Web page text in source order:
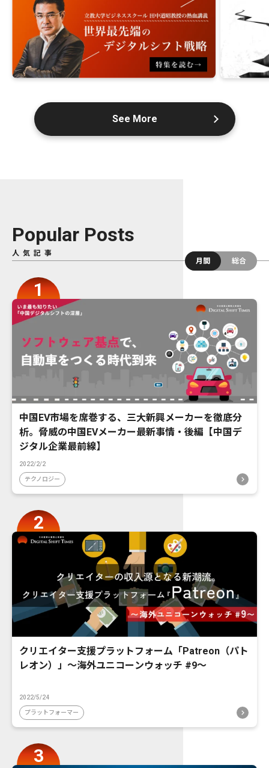
See More
Popular Posts
人気記事
月間
総合
中国EV市場を席巻する、三大新興メーカーを徹底分
析。脅威の中国EVメーカー最新事情・後編【中国デ
ジタル企業最前線】
2022/2/2
テクノロジー
クリエイター支援プラットフォーム「Patreon（パト
レオン）」〜海外ユニコーンウォッチ #9〜
2022/5/24
プラットフォーマー